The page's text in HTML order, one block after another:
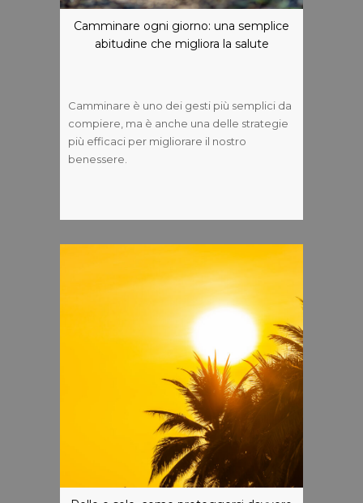
Camminare ogni giorno: una semplice
abitudine che migliora la salute
Camminare è uno dei gesti più semplici da
compiere, ma è anche una delle strategie
più efficaci per migliorare il nostro
benessere.